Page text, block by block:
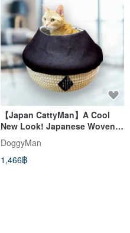
【Japan CattyMan】A Cool
New Look! Japanese Woven
Denim Style Tent Bed for Cats
DoggyMan
1,466฿